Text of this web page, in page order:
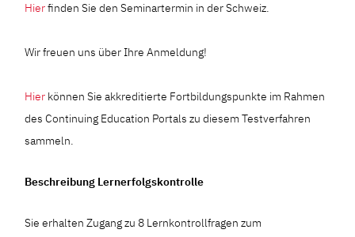
Hierfinden Sie den Seminartermin in der Schweiz.
Wir freuen uns über Ihre Anmeldung!
Hier können Sie akkreditierte Fortbildungspunkte im Rahmen
des Continuing Education Portals zu diesem Testverfahren
sammeln.
Beschreibung Lernerfolgskontrolle
Sie erhalten Zugang zu 8 Lernkontrollfragen zum